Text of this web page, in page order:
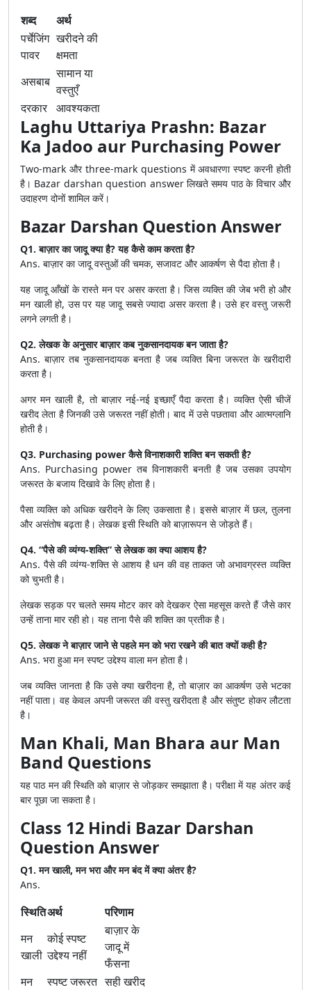
शब्द
अर्थ
पर्चेजिंग
पावर
खरीदने की
क्षमता
असबाब
सामान या
वस्तुएँ
दरकार आवश्यकता
Laghu Uttariya Prashn: Bazar
Ka Jadoo aur Purchasing Power
Two-mark और three-mark questions में अवधारणा स्पष्ट करनी होती
है। Bazar darshan question answer लिखते समय पाठ के विचार और
उदाहरण दोनों शामिल करें।
Bazar Darshan Question Answer
Q1. बाज़ार का जादू क्या है? यह कैसे काम करता है?
Ans. बाज़ार का जादू वस्तुओं की चमक, सजावट और आकर्षण से पैदा होता है।
यह जादू आँखों के रास्ते मन पर असर करता है। जिस व्यक्ति की जेब भरी हो और
मन खाली हो, उस पर यह जादू सबसे ज्यादा असर करता है। उसे हर वस्तु जरूरी
लगने लगती है।
Q2. लेखक के अनुसार बाज़ार कब नुकसानदायक बन जाता है?
Ans. बाज़ार तब नुकसानदायक बनता है जब व्यक्ति बिना जरूरत के खरीदारी
करता है।
अगर मन खाली है, तो बाज़ार नई-नई इच्छाएँ पैदा करता है। व्यक्ति ऐसी चीजें
खरीद लेता है जिनकी उसे जरूरत नहीं होती। बाद में उसे पछतावा और आत्मग्लानि
होती है।
Q3. Purchasing power कैसे विनाशकारी शक्ति बन सकती है?
Ans. Purchasing power तब विनाशकारी बनती है जब उसका उपयोग
जरूरत के बजाय दिखावे के लिए होता है।
पैसा व्यक्ति को अधिक खरीदने के लिए उकसाता है। इससे बाज़ार में छल, तुलना
और असंतोष बढ़ता है। लेखक इसी स्थिति को बाज़ारूपन से जोड़ते हैं।
Q4. “पैसे की व्यंग्य-शक्ति” से लेखक का क्या आशय है?
Ans. पैसे की व्यंग्य-शक्ति से आशय है धन की वह ताकत जो अभावग्रस्त व्यक्ति
को चुभती है।
लेखक सड़क पर चलते समय मोटर कार को देखकर ऐसा महसूस करते हैं जैसे कार
उन्हें ताना मार रही हो। यह ताना पैसे की शक्ति का प्रतीक है।
Q5. लेखक ने बाज़ार जाने से पहले मन को भरा रखने की बात क्यों कही है?
Ans. भरा हुआ मन स्पष्ट उद्देश्य वाला मन होता है।
जब व्यक्ति जानता है कि उसे क्या खरीदना है, तो बाज़ार का आकर्षण उसे भटका
नहीं पाता। वह केवल अपनी जरूरत की वस्तु खरीदता है और संतुष्ट होकर लौटता
है।
Man Khali, Man Bhara aur Man
Band Questions
यह पाठ मन की स्थिति को बाज़ार से जोड़कर समझाता है। परीक्षा में यह अंतर कई
बार पूछा जा सकता है।
Class 12 Hindi Bazar Darshan
Question Answer
Q1. मन खाली, मन भरा और मन बंद में क्या अंतर है?
Ans.
स्थितिअर्थ
परिणाम
मन
खाली
कोई स्पष्ट
उद्देश्य नहीं
बाज़ार के
जादू में
फँसना
मन
स्पष्ट जरूरत सही खरीद